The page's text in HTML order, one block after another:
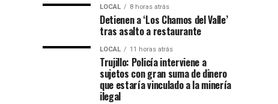
LOCAL 8 horas atrás
Detienen a ‘Los Chamos del Valle’
tras asalto a restaurante
LOCAL 11 horas atrás
Trujillo: Policía interviene a
sujetos con gran suma de dinero
que estaría vinculado a la minería
ilegal